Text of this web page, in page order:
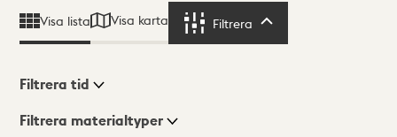
Visa lista Visa karta Filtrera
Visningsläge
Filtrera tid
Filtrera materialtyper